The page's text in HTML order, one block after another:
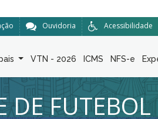
Acessibilidade
Ouvidoria
VTN - 2026 ICMS NFS-e
DE FUTEBOL